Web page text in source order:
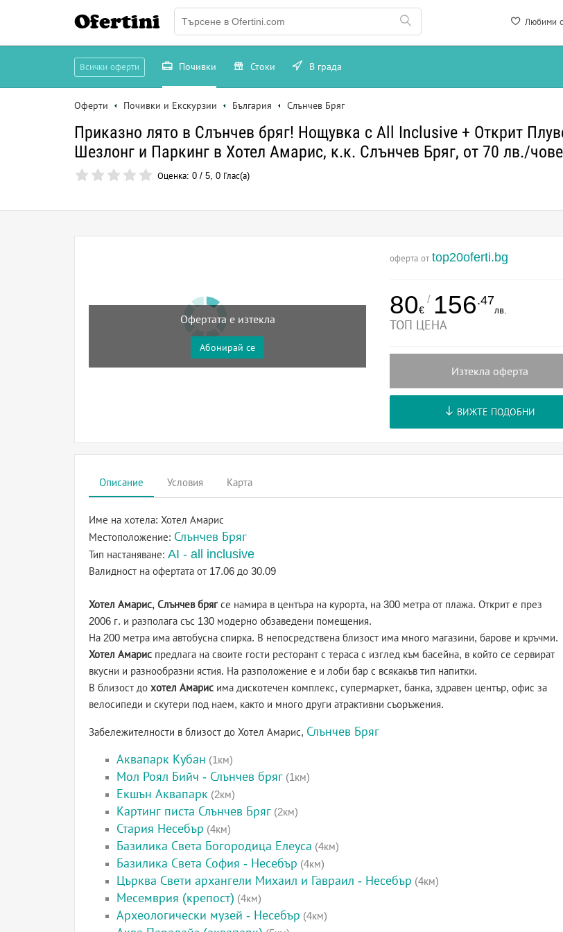
Любими
Ofertini
Всички оферти Почивки Стоки В града
Оферти Почивки и Екскурзии България Слънчев Бряг
Приказно лято в Слънчев бряг! Нощувка с All Inclusive + Открит
Шезлонг и Паркинг в Хотел Амарис, к.к. Слънчев Бряг, от 70 лв./
Оценка: 0 / 5, 0 Глас(а)
Офертата е изтекла
Абонирай се
оферта от top20oferti.bg
80€
/ 156.47
лв.
ТОП ЦЕНА
Изтекла оферта
ВИЖТЕ ПОДОБНИ
Описание Условия Карта
Име на хотела: Хотел Амарис
Местоположение: Слънчев Бряг
Тип настаняване: AI - all inclusive
Валидност на офертата от 17.06 до 30.09
Хотел Амарис, Слънчев брягсе намира в центъра на курорта, на 300 метра от плажа. Открит е през
2006 г. и разполага със 130 модерно обзаведени помещения.
На 200 метра има автобусна спирка. В непосредствена близост има много магазини, барове и кръчми.
Хотел Амарис предлага на своите гости ресторант с тераса с изглед към басейна, в който се сервират
вкусни и разнообразни ястия. На разположение е и лоби бар с всякакъв тип напитки.
В близост до хотел Амарис има дискотечен комплекс, супермаркет, банка, здравен център, офис за
велосипеди и скутери под наем, както и много други атрактивни съоръжения.
Забележителности в близост до Хотел Амарис, Слънчев Бряг
Аквапарк Кубан (1км)
Мол Роял Бийч - Слънчев бряг (1км)
Екшън Аквапарк (2км)
Картинг писта Слънчев Бряг (2км)
Стария Несебър (4км)
Базилика Света Богородица Елеуса (4км)
Базилика Света София - Несебър (4км)
Църква Свети архангели Михаил и Гавраил - Несебър (4км)
Месемврия (крепост) (4км)
Археологически музей - Несебър (4км)